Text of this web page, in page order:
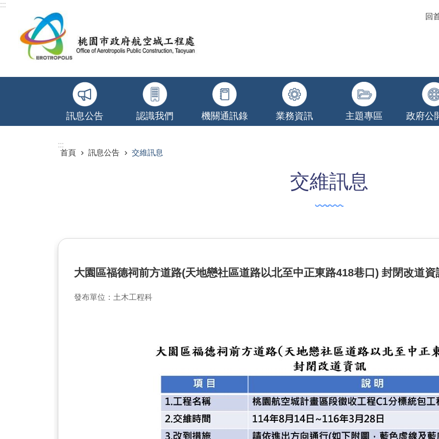
跳到主要內容區塊
:::
回
訊息公告 認識我們 機關通訊錄 業務資訊 主題專區 政府公
:::
首頁
訊息公告 交維訊息
交維訊息
大園區福德祠前方道路(天地戀社區道路以北至中正東路418巷口) 封閉改道資
發布單位：土木工程科